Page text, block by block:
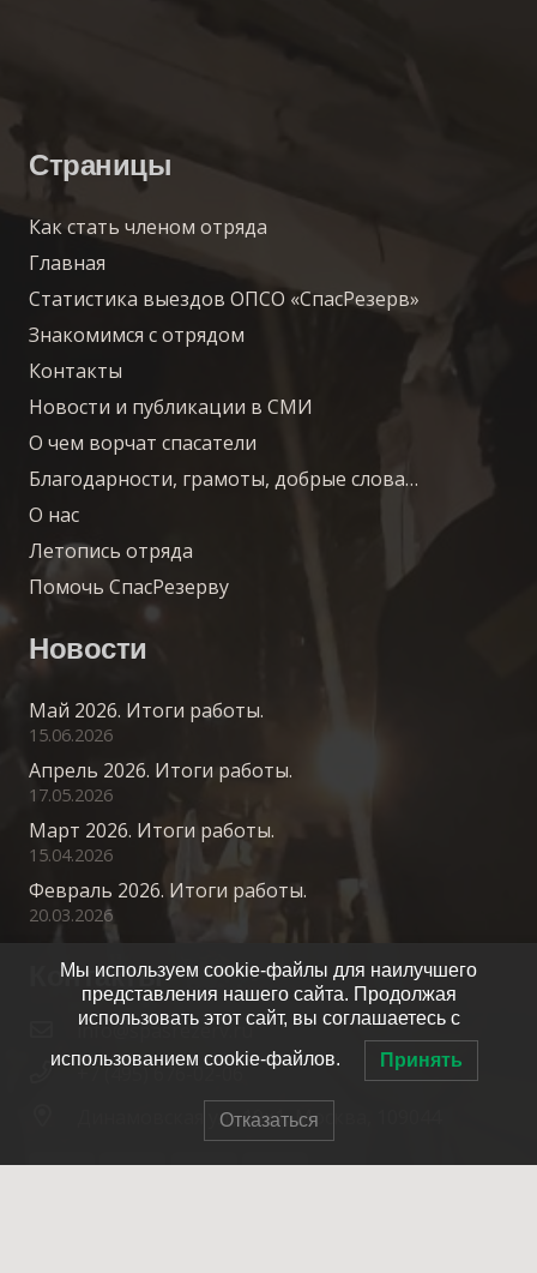
Страницы
Как стать членом отряда
Главная
Статистика выездов ОПСО «СпасРезерв»
Знакомимся с отрядом
Контакты
Новости и публикации в СМИ
О чем ворчат спасатели
Благодарности, грамоты, добрые слова…
О нас
Летопись отряда
Помочь СпасРезерву
Новости
Май 2026. Итоги работы.
15.06.2026
Апрель 2026. Итоги работы.
17.05.2026
Март 2026. Итоги работы.
15.04.2026
Февраль 2026. Итоги работы.
20.03.2026
Контакты
info@spasrezerv.ru
+7 (495) 676-02-06
Динамовская ул., 10к1, Москва, 109044
Мы используем cookie-файлы для наилучшего
представления нашего сайта. Продолжая
использовать этот сайт, вы соглашаетесь с
использованием cookie-файлов. Принять
Отказаться